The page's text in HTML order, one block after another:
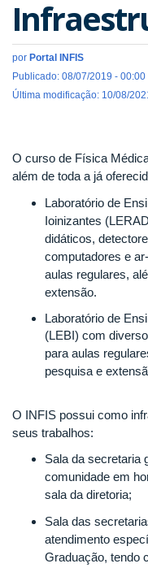
por Portal INFIS
Publicado: 08/07/2019 - 00:00
Última modificação: 10/08/
O curso de Física
além de toda a já
Laboratório de
Ioinizantes
didáticos,
computadores e
aulas regulares,
extensão.
Laboratório de
(LEBI) com
para aulas
pesquisa e
O INFIS possui como
seus trabalhos:
Sala da secretaria
comunidade em
sala da diretoria;
Sala das
atendimento
Graduação, tendo